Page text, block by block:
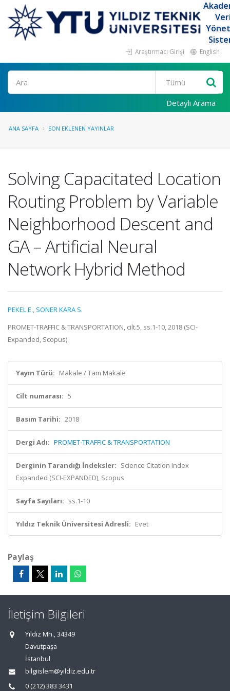
Araştırmacı Girişi English
Ara
Detaylı Arama
ANA SAYFA SON EKLENEN YAYINLAR
Solving Capacitated Location
Routing Problem by Variable
Neighborhood Descent and
GA – Artificial Neural
Network Hybrid Method
PEKEL E., SONER KARA S.
PROMET-TRAFFIC & TRANSPORTATION, cilt.5, ss.1-10, 2018 (SCI-
Expanded, Scopus)
Yayın Türü: Makale / Tam Makale
Cilt numarası: 5
Basım Tarihi: 2018
Dergi Adı: PROMET-TRAFFIC & TRANSPORTATION
Derginin Tarandığı İndeksler: Science Citation Index
Expanded (SCI-EXPANDED), Scopus
Sayfa Sayıları: ss.1-10
Yıldız Teknik Üniversitesi Adresli: Evet
Paylaş
İletişim Bilgileri
Yıldız Mh., 34349
Davutpaşa
İstanbul
bilgiislem@yildiz.edu.tr
0 (212) 383 3431